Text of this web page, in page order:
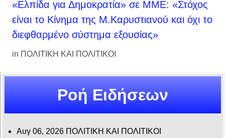
«Ελπίδα για Δημοκρατία» σε ΜΜΕ: «Στόχος
είναι το Κίνημα της Μ.Καρυστιανού και όχι το
διεφθαρμένο σύστημα εξουσίας»
in ΠΟΛΙΤΙΚΗ ΚΑΙ ΠΟΛΙΤΙΚΟΙ
Ροή Ειδήσεων
Αυγ 06, 2026 ΠΟΛΙΤΙΚΗ ΚΑΙ ΠΟΛΙΤΙΚΟΙ